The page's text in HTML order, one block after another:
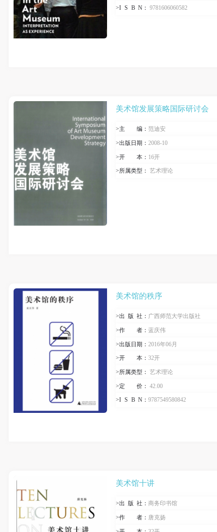
>I S B N ： 9781606060582
美术馆发展策略国际研讨会
>主 编 ：范迪安
>出版日期：2008-10
>开 本 ： 16开
>所属类型： 艺术理论
美术馆的秩序
>出 版 社： 广西师范大学出版社
>作 者 ：蓝庆伟
>出版日期： 2016年06月
>开 本 ：32开
>所属类型： 艺术理论
>定 价 ： 42.00
>I S B N ：9787549580842
美术馆十讲
>出 版 社：商务印书馆
>作 者 ： 唐克扬